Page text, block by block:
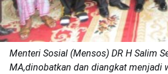
Menteri Sosial (Mensos) DR H Salim
MA,dinobatkan dan diangkat menjadi